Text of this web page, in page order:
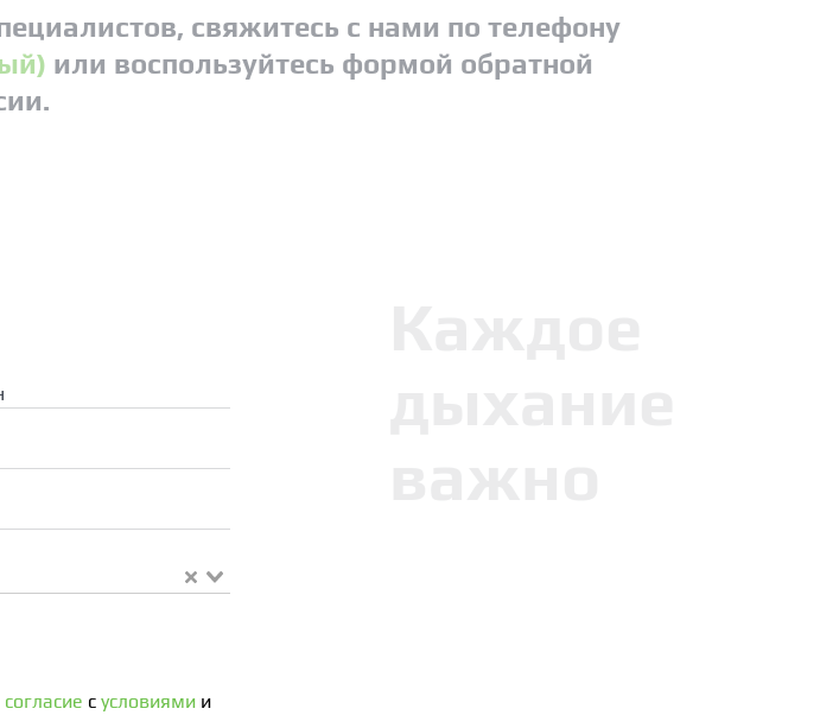
свяжитесь с нами по телефону
или воспользуйтесь формой обратной
согласие с условиями и